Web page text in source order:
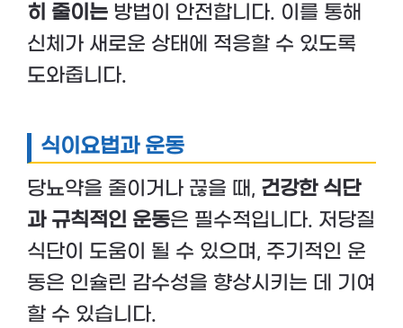
히 줄이는 방법이 안전합니다. 이를 통해
신체가 새로운 상태에 적응할 수 있도록
도와줍니다.
식이요법과 운동
당뇨약을 줄이거나 끊을 때, 건강한 식단
과 규칙적인 운동은 필수적입니다. 저당질
식단이 도움이 될 수 있으며, 주기적인 운
동은 인슐린 감수성을 향상시키는 데 기여
할 수 있습니다.